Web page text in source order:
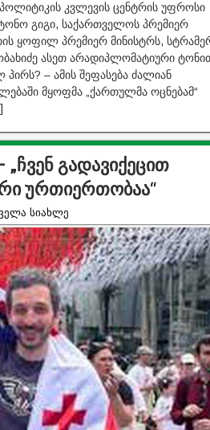
პოლიტიკის კვლევის ცენტრის უფროსი
გიგი, საქართველოს პრემიერ
ყოფილ პრემიერ მინისტრს,
ასეთ არადიპლომატიური
– ამის შეფასება ძალიან
მყოფმა „ქართულმა ოცნებამ“
გადავიქეცით
ურთიერთობაა“
სიახლე